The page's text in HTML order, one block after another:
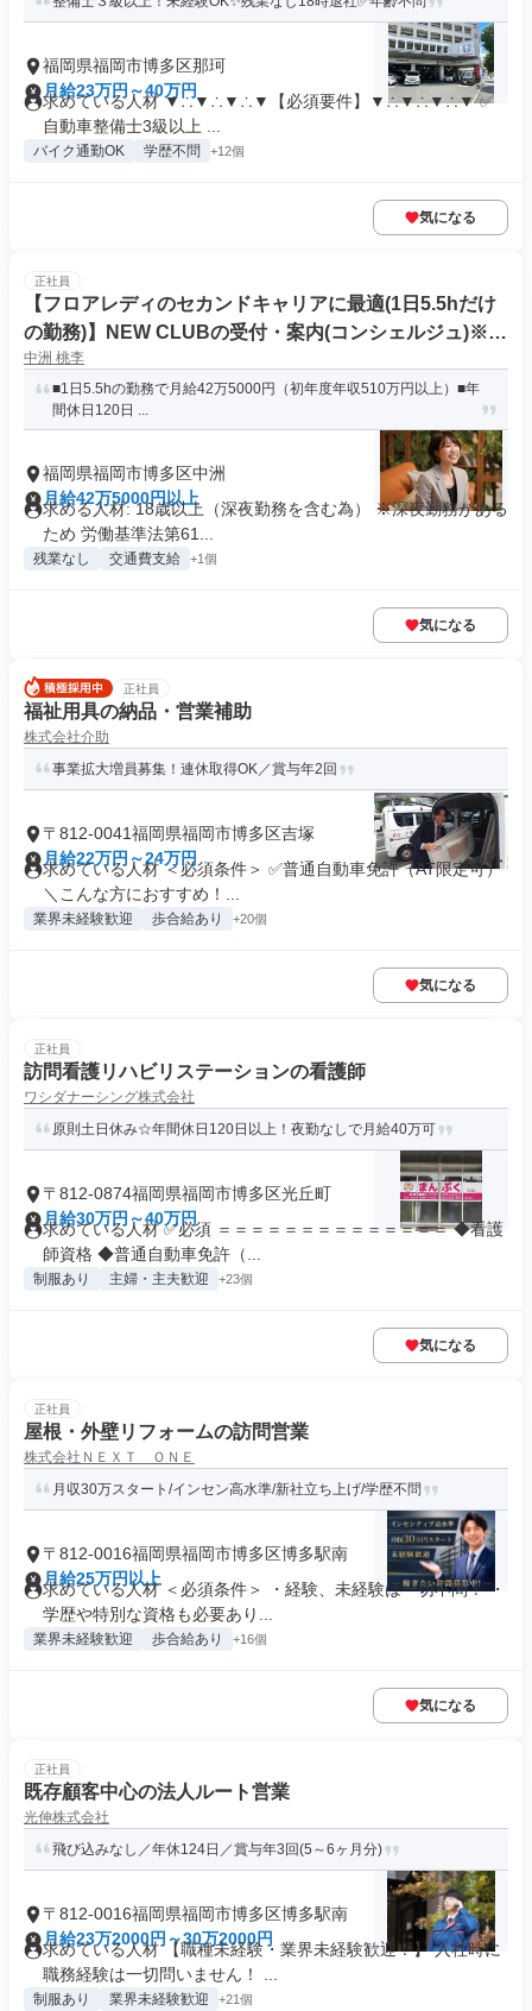
福岡県福岡市博多区那珂
月給23万円～40万円
求めている人材 ▼∴▼∴▼∴▼【必須要件】▼∴▼∴▼∴▼ ✅
自動車整備士3級以上 ...
バイク通勤OK 学歴不問 +12個
気になる
正社員
【フロアレディのセカンドキャリアに最適(1日5.5hだけ
の勤務)】NEW CLUBの受付・案内(コンシェルジュ)※2
0代/30代の元キャストが活躍中
中洲 桃李
■1日5.5hの勤務で月給42万5000円（初年度年収510万円以上）■年
間休日120日 ...
福岡県福岡市博多区中洲
月給42万5000円以上
求める人材: 18歳以上（深夜勤務を含む為） ※深夜勤務がある
ため 労働基準法第61...
残業なし 交通費支給 +1個
気になる
正社員
福祉用具の納品・営業補助
株式会社介助
事業拡大増員募集！連休取得OK／賞与年2回
〒812-0041福岡県福岡市博多区吉塚
月給22万円～24万円
求めている人材 ＜必須条件＞ ✅普通自動車免許（AT限定可）
＼こんな方におすすめ！...
業界未経験歓迎 歩合給あり +20個
気になる
正社員
訪問看護リハビリステーションの看護師
ワシダナーシング株式会社
原則土日休み☆年間休日120日以上！夜勤なしで月給40万可
〒812-0874福岡県福岡市博多区光丘町
月給30万円～40万円
求めている人材 ✅必須 ＝＝＝＝＝＝＝＝＝＝＝＝＝＝ ◆看護
師資格 ◆普通自動車免許（...
制服あり 主婦・主夫歓迎 +23個
気になる
正社員
屋根・外壁リフォームの訪問営業
株式会社ＮＥＸＴ ＯＮＥ
月収30万スタート/インセン高水準/新社立ち上げ/学歴不問
〒812-0016福岡県福岡市博多区博多駅南
月給25万円以上
求めている人材 ＜必須条件＞ ・経験、未経験は一切不問！ ・
学歴や特別な資格も必要あり...
業界未経験歓迎 歩合給あり +16個
気になる
正社員
既存顧客中心の法人ルート営業
光伸株式会社
飛び込みなし／年休124日／賞与年3回(5～6ヶ月分)
〒812-0016福岡県福岡市博多区博多駅南
月給23万2000円～30万2000円
求めている人材 【職種未経験・業界未経験歓迎！】 入社時に
職務経験は一切問いません！ ...
制服あり 業界未経験歓迎 +21個